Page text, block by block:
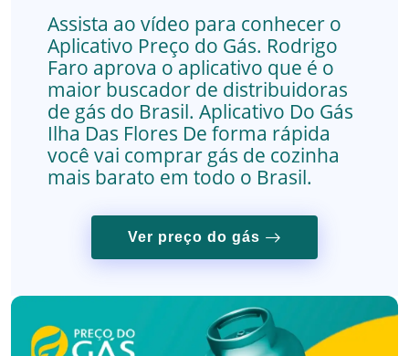
Assista ao vídeo para conhecer o
Aplicativo Preço do Gás. Rodrigo
Faro aprova o aplicativo que é o
maior buscador de distribuidoras
de gás do Brasil. Aplicativo Do Gás
Ilha Das Flores De forma rápida
você vai comprar gás de cozinha
mais barato em todo o Brasil.
Ver preço do gás